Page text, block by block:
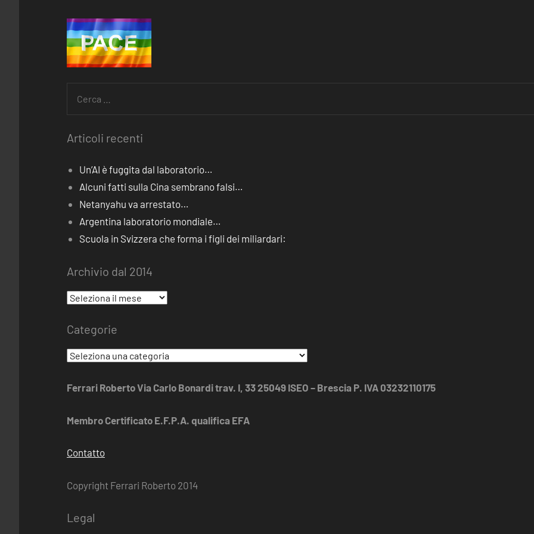
Articoli recenti
Un’AI è fuggita dal laboratorio…
Alcuni fatti sulla Cina sembrano falsi…
Netanyahu va arrestato…
Argentina laboratorio mondiale…
Scuola in Svizzera che forma i figli dei miliardari:
Archivio dal 2014
Archivio
2014
Categorie
Categorie
Ferrari Roberto Via Carlo Bonardi trav. I, 33 25049 ISEO – Brescia P. IVA 03232110175
Membro Certificato E.F.P.A. qualifica EFA
Contatto
Copyright Ferrari Roberto 2014
Legal